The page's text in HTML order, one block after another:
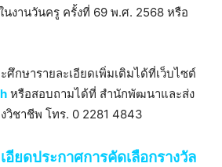
งานวันครู ครั้งที่ 69 พ.ศ. 2568 หรือ
ศึกษารายละเอียดเพิ่มเติมได้ที่เว็บไซต์
หรือสอบถามได้ที่ สำนักพัฒนาและส่ง
วิชาชีพ โทร. 0 2281 4843
อียดประกาศการคัดเลือกรางวัล